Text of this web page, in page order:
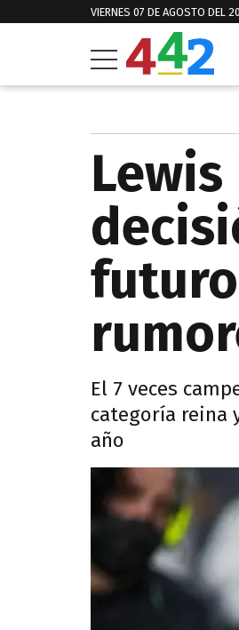
VIERNES 07 DE AGOSTO DEL
El 7 veces
categoría reina
año